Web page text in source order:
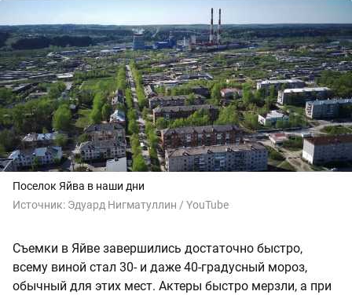
Поселок Яйва в наши дни
Источник: Эдуард Нигматуллин / YouTube
Съемки в Яйве завершились достаточно быстро,
всему виной стал 30- и даже 40-градусный мороз,
обычный для этих мест. Актеры быстро мерзли, а при